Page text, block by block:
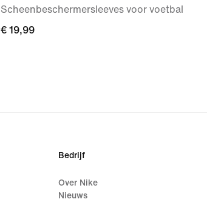
Scheenbeschermersleeves voor voetbal
€ 19,99
€ 19,99
Bedrijf
Over Nike
Nieuws